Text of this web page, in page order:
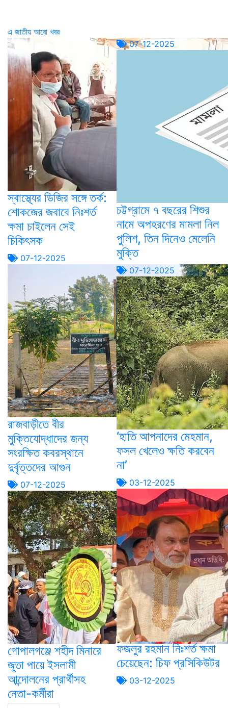
এ জাতীয় আরো খবর
স্বাস্থ্যের ডিজির সঙ্গে তর্ক:
শোকজের জবাবে নিঃশর্ত
ক্ষমা চাইলেন সেই
চিকিৎসক
07-12-2025
রাজবাড়ীতে বীর
মুক্তিযোদ্ধাদের জন্য
সংরক্ষিত কবরস্থানে
দুর্বৃত্তদের আগুন
07-12-2025
গোপালগঞ্জে শহীদ মিনারে
জুতা পায়ে ইসলামী
আন্দোলনের প্রার্থীসহ
নেতা-কর্মীরা
07-12-2025
চট্টগ্রামে ৭ বছরের শিশুর
নামে অপহরণের মামলা নিল
পুলিশ, তিন দিনেও মেলেনি
মুক্তি
07-12-2025
‘হাতি আপনাদের মেহমান,
ফসল খেলেও ক্ষতি করবেন
না’
03-12-2025
ফজলুর রহমান নিঃশর্ত ক্ষমা
চেয়েছেন: চিফ প্রসিকিউটর
03-12-2025